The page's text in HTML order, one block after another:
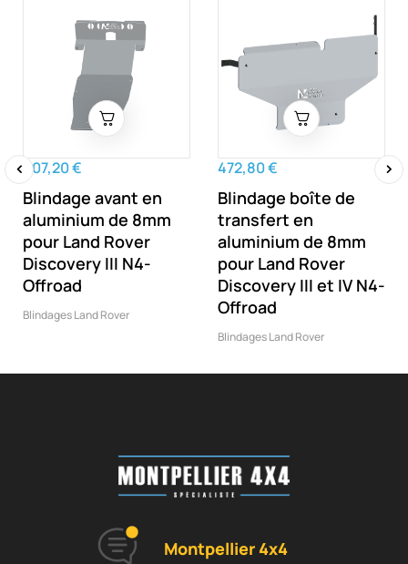
607,20 €
Blindage avant en
aluminium de 8mm
pour Land Rover
Discovery III N4-
Offroad
Blindages Land Rover
472,80 €
Blindage boîte de
transfert en
aluminium de 8mm
pour Land Rover
Discovery III et IV N4-
Offroad
Blindages Land Rover
Montpellier 4x4